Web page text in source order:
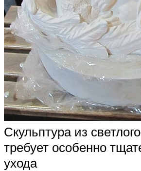
Скульптура из
требует особенно
ухода